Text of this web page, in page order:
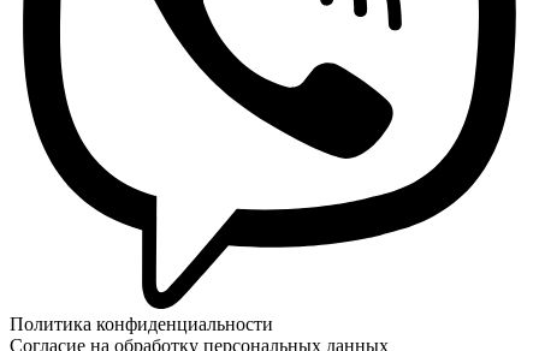
Политика конфиденциальности
Согласие на обработку персональных данных